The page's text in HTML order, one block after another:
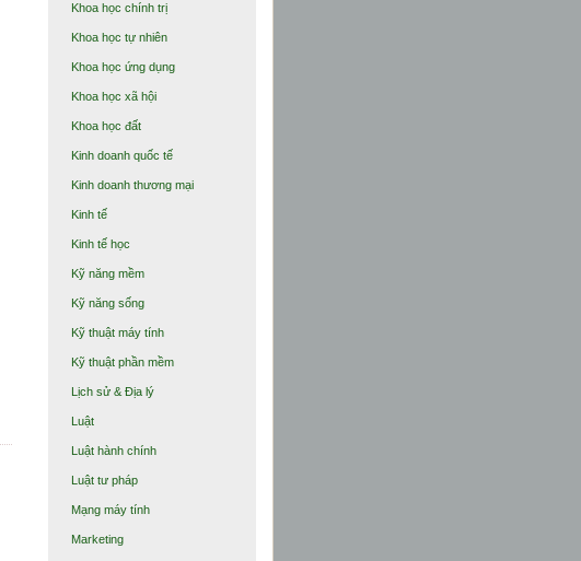
Khoa học chính trị
Khoa học tự nhiên
Khoa học ứng dụng
Khoa học xã hội
Khoa học đất
Kinh doanh quốc tế
Kinh doanh thương mại
Kinh tế
Kinh tế học
Kỹ năng mềm
Kỹ năng sống
Kỹ thuật máy tính
Kỹ thuật phần mềm
Lịch sử & Địa lý
Luật
Luật hành chính
Luật tư pháp
Mạng máy tính
Marketing